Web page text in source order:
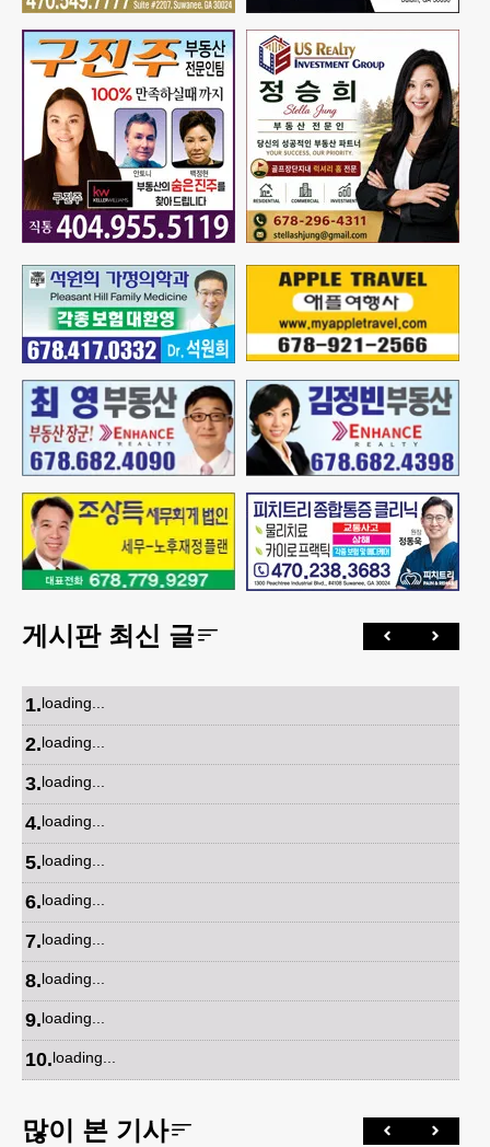
게시판 최신 글
1.loading...
2.loading...
3.loading...
4.loading...
5.loading...
6.loading...
7.loading...
8.loading...
9.loading...
10.loading...
많이 본 기사